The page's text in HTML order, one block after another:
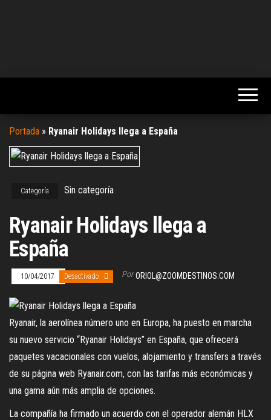
Portada » Ryanair Holidays llega a España
Categoría Sin categoría
Ryanair Holidays llega a
España
10/04/2017 Desactivado Por ORIOL@ZOOMDESTINOS.COM
Ryanair, la aerolínea número uno en Europa, ha puesto en marcha
su nuevo servicio “Ryanair Holidays” en España, que ofrecerá
paquetes vacacionales con vuelos, alojamiento y transfers a través
de su página web Ryanair.com, con las tarifas más económicas y
una gama aún más amplia de opciones.
La compañía ha firmado un acuerdo con el operador alemán HLX